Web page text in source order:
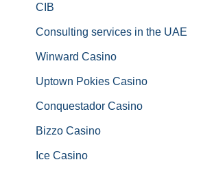
CIB
Consulting services in the UAE
Winward Casino
Uptown Pokies Casino
Conquestador Casino
Bizzo Casino
Ice Casino